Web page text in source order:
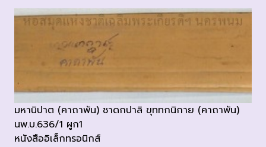
มหานิปาต (คาถาพัน) ชาดกปาลิ ขุททกนิกาย (คาถาพัน)
นพ.บ.636/1 ผูก1
หนังสืออิเล็กทรอนิกส์